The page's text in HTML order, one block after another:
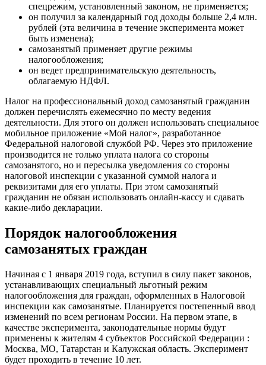
спецрежим, установленный законом, не применяется;
он получил за календарный год доходы больше 2,4 млн.
рублей (эта величина в течение эксперимента может
быть изменена);
самозанятый применяет другие режимы
налогообложения;
он ведет предпринимательскую деятельность,
облагаемую НДФЛ.
Налог на профессиональный доход самозанятый гражданин
должен перечислять ежемесячно по месту ведения
деятельности. Для этого он должен использовать специальное
мобильное приложение «Мой налог», разработанное
Федеральной налоговой службой РФ. Через это приложение
производится не только уплата налога со стороны
самозанятого, но и пересылка уведомления со стороны
налоговой инспекции с указанной суммой налога и
реквизитами для его уплаты. При этом самозанятый
гражданин не обязан использовать онлайн-кассу и сдавать
какие-либо декларации.
Порядок налогообложения
самозанятых граждан
Начиная с 1 января 2019 года, вступил в силу пакет законов,
устанавливающих специальный льготный режим
налогообложения для граждан, оформленных в Налоговой
инспекции как самозанятые. Планируется постепенный ввод
изменений по всем регионам России. На первом этапе, в
качестве эксперимента, законодательные нормы будут
применены к жителям 4 субъектов Российской Федерации :
Москва, МО, Татарстан и Калужская область. Эксперимент
будет проходить в течение 10 лет.